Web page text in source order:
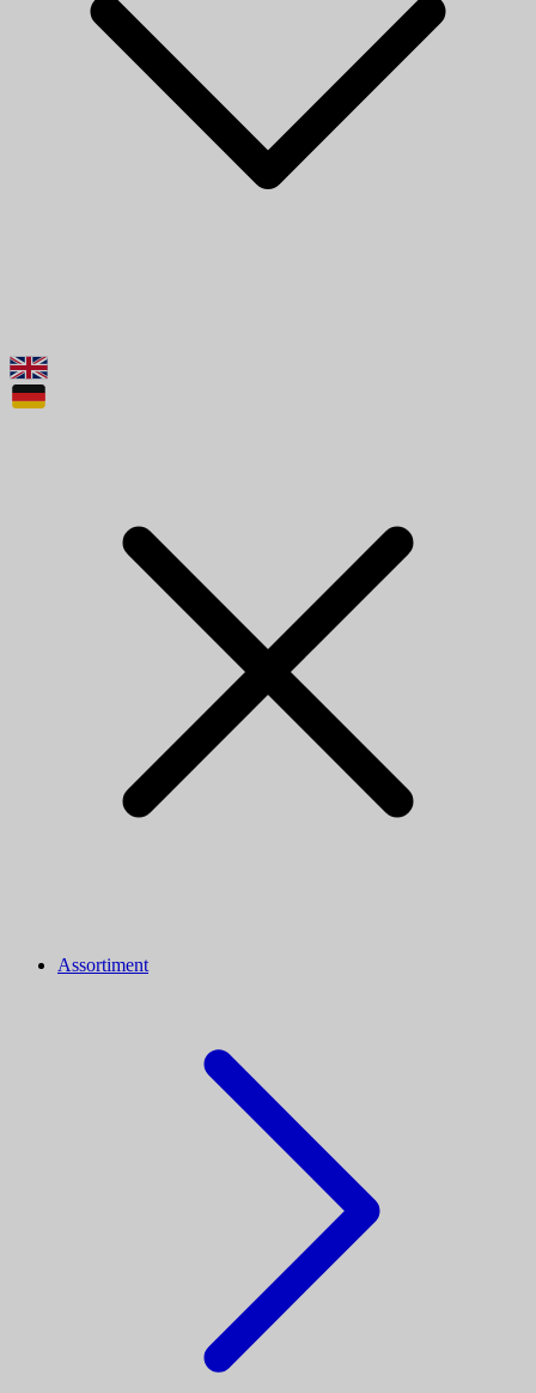
Assortiment